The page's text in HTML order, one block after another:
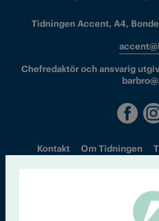
Tidningen Accent, A4,
Chefredaktör och ansvarig
Kontakt Om Tidningen